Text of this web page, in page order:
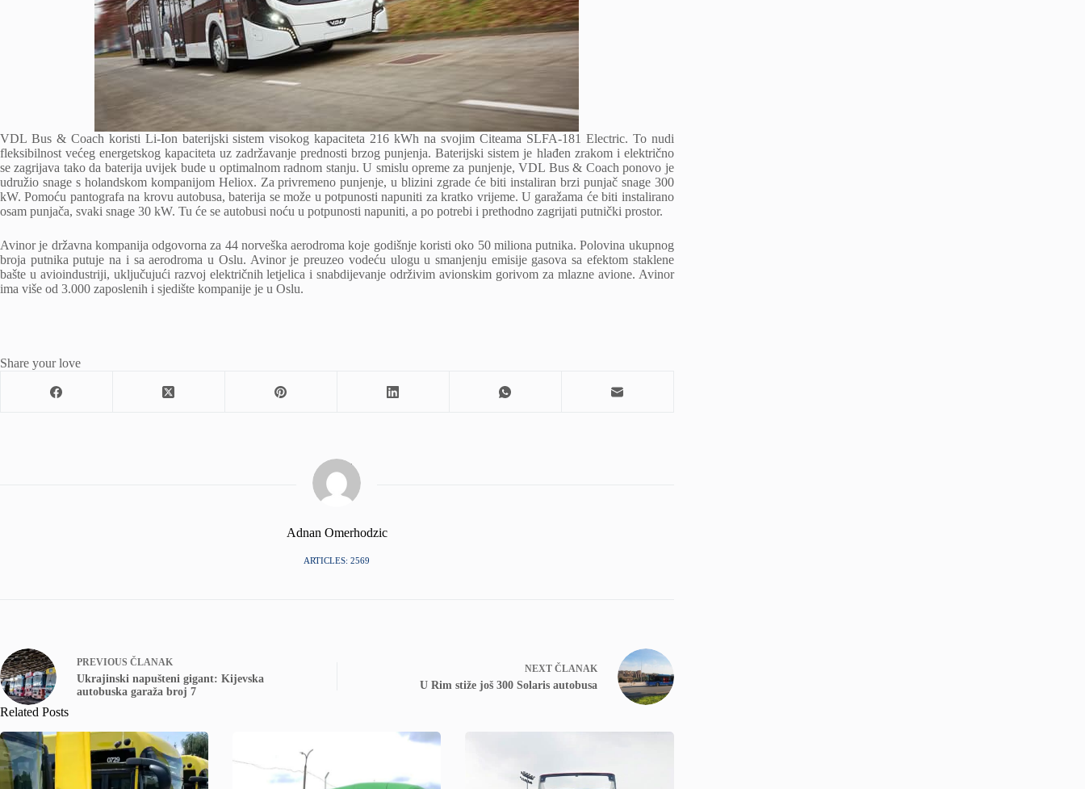
VDL Bus & Coach koristi Li-Ion baterijski sistem visokog kapaciteta 216 kWh na svojim Citeama SLFA-181 Electric. To nudi
fleksibilnost većeg energetskog kapaciteta uz zadržavanje prednosti brzog punjenja. Baterijski sistem je hlađen zrakom i električno
se zagrijava tako da baterija uvijek bude u optimalnom radnom stanju. U smislu opreme za punjenje, VDL Bus & Coach ponovo je
udružio snage s holandskom kompanijom Heliox. Za privremeno punjenje, u blizini zgrade će biti instaliran brzi punjač snage 300
kW. Pomoću pantografa na krovu autobusa, baterija se može u potpunosti napuniti za kratko vrijeme. U garažama će biti instalirano
osam punjača, svaki snage 30 kW. Tu će se autobusi noću u potpunosti napuniti, a po potrebi i prethodno zagrijati putnički prostor.
Avinor je državna kompanija odgovorna za 44 norveška aerodroma koje godišnje koristi oko 50 miliona putnika. Polovina ukupnog
broja putnika putuje na i sa aerodroma u Oslu. Avinor je preuzeo vodeću ulogu u smanjenju emisije gasova sa efektom staklene
bašte u avioindustriji, uključujući razvoj električnih letjelica i snabdijevanje održivim avionskim gorivom za mlazne avione. Avinor
ima više od 3.000 zaposlenih i sjedište kompanije je u Oslu.
Share your love
Adnan Omerhodzic
ARTICLES: 2569
PREVIOUS ČLANAK
Ukrajinski napušteni gigant: Kijevska
autobuska garaža broj 7
NEXT ČLANAK
U Rim stiže još 300 Solaris autobusa
Related Posts